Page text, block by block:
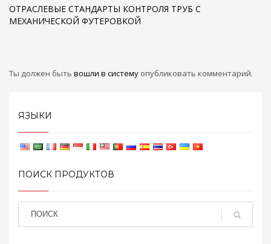
ОТРАСЛЕВЫЕ СТАНДАРТЫ КОНТРОЛЯ ТРУБ С
МЕХАНИЧЕСКОЙ ФУТЕРОВКОЙ
Ты должен быть вошли в систему опубликовать комментарий.
ЯЗЫКИ
ПОИСК ПРОДУКТОВ